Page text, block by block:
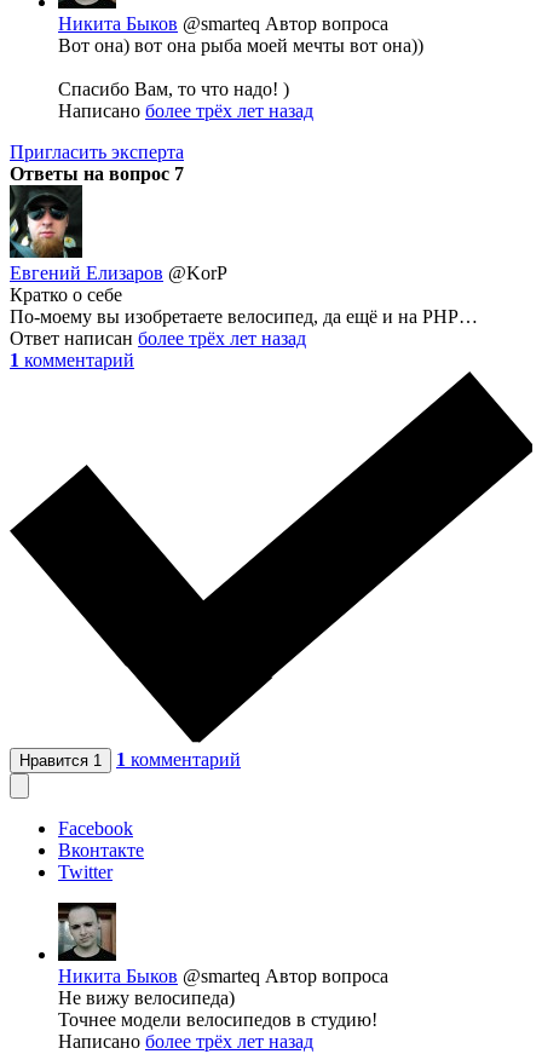
Никита Быков @smarteq Автор вопроса
Вот она) вот она рыба моей мечты вот она))
Спасибо Вам, то что надо! )
Написано более трёх лет назад
Пригласить эксперта
Ответы на вопрос 7
Евгений Елизаров @KorP
Кратко о себе
По-моему вы изобретаете велосипед, да ещё и на PHP…
Ответ написан более трёх лет назад
1 комментарий
Нравится 1 1 комментарий
Facebook
Вконтакте
Twitter
Никита Быков @smarteq Автор вопроса
Не вижу велосипеда)
Точнее модели велосипедов в студию!
Написано более трёх лет назад